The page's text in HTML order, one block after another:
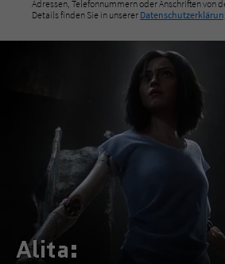
Adressen, Telefonnummern oder Anschriften von
Details finden Sie in unserer
Alita: